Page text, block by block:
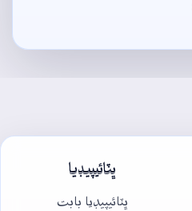
ڀٽائيپيڊيا
ڀٽائيپيڊيا بابت